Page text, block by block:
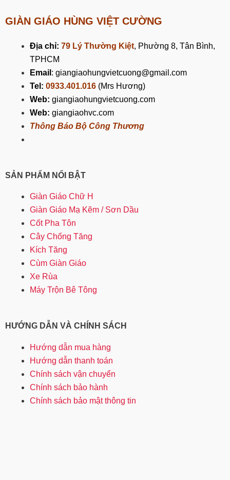
GIÀN GIÁO HÙNG VIỆT CƯỜNG
Địa chỉ: 79 Lý Thường Kiệt, Phường 8, Tân Bình,
TPHCM
Email : giangiaohungvietcuong@gmail.com
Tel: 0933.401.016 (Mrs Hương)
Web: giangiaohungvietcuong.com
Web: giangiaohvc.com
Thông Báo Bộ Công Thương
SẢN PHẨM NỔI BẬT
Giàn Giáo Chữ H
Giàn Giáo Mạ Kẽm / Sơn Dầu
Cốt Pha Tôn
Cây Chống Tăng
Kích Tăng
Cùm Giàn Giáo
Xe Rùa
Máy Trộn Bê Tông
HƯỚNG DẪN VÀ CHÍNH SÁCH
Hướng dẫn mua hàng
Hướng dẫn thanh toán
Chính sách vận chuyển
Chính sách bảo hành
Chính sách bảo mật thông tin